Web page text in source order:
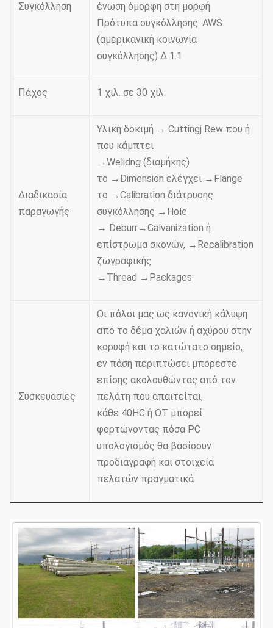
Συγκόλληση
ένωση όμορφη στη μορφή
Πρότυπα συγκόλλησης: AWS
(αμερικανική κοινωνία
συγκόλλησης) Δ 1.1
Πάχος 1 χιλ. σε 30 χιλ.
Διαδικασία
παραγωγής
Υλική δοκιμή → Cuttingj Rew που ή
που κάμπτει
→Welidng (διαμήκης)
το →Dimension ελέγχει →Flange
το →Calibration διάτρυσης
συγκόλλησης →Hole
→ Deburr→Galvanization ή
επίστρωμα σκονών, →Recalibration
ζωγραφικής
→Thread →Packages
Συσκευασίες
Οι πόλοι μας ως κανονική κάλυψη
από το δέμα χαλιών ή αχύρου στην
κορυφή και το κατώτατο σημείο,
εν πάση περιπτώσει μπορέστε
επίσης ακολουθώντας από τον
πελάτη που απαιτείται,
κάθε 40HC ή OT μπορεί
φορτώνοντας πόσα PC
υπολογισμός θα βασίσουν
προδιαγραφή και στοιχεία
πελατών πραγματικά.